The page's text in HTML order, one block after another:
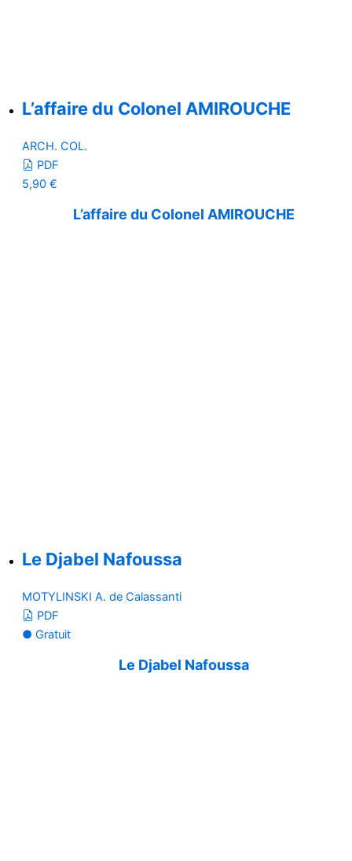
L’affaire du Colonel AMIROUCHE
ARCH. COL.
PDF
5,90 €
L’affaire du Colonel AMIROUCHE
Le Djabel Nafoussa
MOTYLINSKI A. de Calassanti
PDF
● Gratuit
Le Djabel Nafoussa